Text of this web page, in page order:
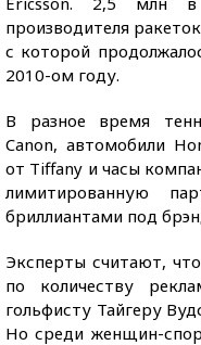
производителя
с которой
2010-ом году.
В разное время
Canon, автомобили
от Tiffany и часы
лимитированную
бриллиантами под
Эксперты считают,
по количеству
гольфисту Тайгеру
Но среди женщин-